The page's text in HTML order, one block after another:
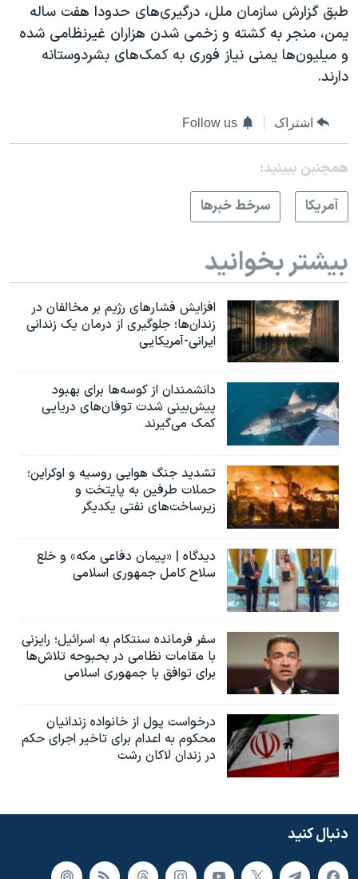
طبق گزارش سازمان ملل، درگیری‌های حدودا هفت ساله
یمن، منجر به کشته و زخمی شدن هزاران غیرنظامی شده
و میلیون‌ها یمنی نیاز فوری به کمک‌های بشردوستانه
دارند.
اشتراک Follow us
همچنبن ببینید:
آمريکا
سرخط خبرها
بیشتر بخوانید
افزایش فشارهای رژیم بر مخالفان در
زندان‌ها؛ جلوگیری از درمان یک زندانی
ایرانی-آمریکایی
دانشمندان از کوسه‌ها برای بهبود
پیش‌بینی شدت توفان‌های دریایی
کمک می‌گیرند
تشدید جنگ هوایی روسیه و اوکراین؛
حملات طرفین به پایتخت‌ و
زیرساخت‌های نفتی یکدیگر
دیدگاه | «پیمان دفاعی مکه» و خلع
سلاح کامل جمهوری اسلامی
سفر فرمانده سنتکام به اسرائیل؛ رایزنی
با مقامات نظامی در بحبوحه تلاش‌ها
برای توافق با جمهوری اسلامی
درخواست پول از خانواده زندانیان
محکوم به‌ اعدام برای تاخیر اجرای حکم
در زندان لاکان رشت
دنبال کنید